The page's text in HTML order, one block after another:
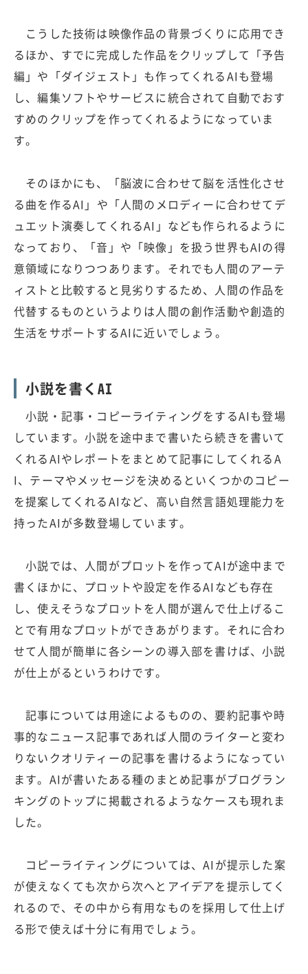
こうした技術は映像作品の背景づくりに応用でき
るほか、すでに完成した作品をクリップして「予告
編」や「ダイジェスト」も作ってくれるAIも登場
し、編集ソフトやサービスに統合されて自動でおす
すめのクリップを作ってくれるようになっていま
す。
そのほかにも、「脳波に合わせて脳を活性化させ
る曲を作るAI」や「人間のメロディーに合わせてデ
ュエット演奏してくれるAI」なども作られるように
なっており、「音」や「映像」を扱う世界もAIの得
意領域になりつつあります。それでも人間のアーテ
ィストと比較すると見劣りするため、人間の作品を
代替するものというよりは人間の創作活動や創造的
生活をサポートするAIに近いでしょう。
小説を書くAI
小説・記事・コピーライティングをするAIも登場
しています。小説を途中まで書いたら続きを書いて
くれるAIやレポートをまとめて記事にしてくれるA
I、テーマやメッセージを決めるといくつかのコピー
を提案してくれるAIなど、高い自然言語処理能力を
持ったAIが多数登場しています。
小説では、人間がプロットを作ってAIが途中まで
書くほかに、プロットや設定を作るAIなども存在
し、使えそうなプロットを人間が選んで仕上げるこ
とで有用なプロットができあがります。それに合わ
せて人間が簡単に各シーンの導入部を書けば、小説
が仕上がるというわけです。
記事については用途によるものの、要約記事や時
事的なニュース記事であれば人間のライターと変わ
りないクオリティーの記事を書けるようになってい
ます。AIが書いたある種のまとめ記事がブログラン
キングのトップに掲載されるようなケースも現れま
した。
コピーライティングについては、AIが提示した案
が使えなくても次から次へとアイデアを提示してく
れるので、その中から有用なものを採用して仕上げ
る形で使えば十分に有用でしょう。